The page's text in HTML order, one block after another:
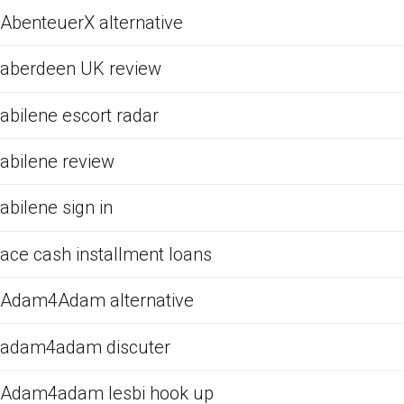
AbenteuerX alternative
aberdeen UK review
abilene escort radar
abilene review
abilene sign in
ace cash installment loans
Adam4Adam alternative
adam4adam discuter
Adam4adam lesbi hook up